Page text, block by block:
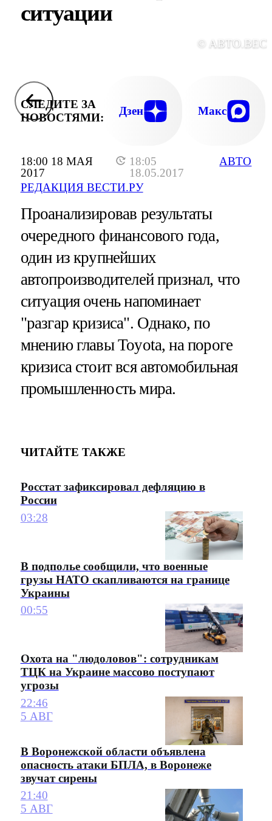
18:00 18 МАЯ
2017
18:05
18.05.2017
РЕДАКЦИЯ ВЕСТИ.РУ
АВТО
ситуации
©
СЛЕДИТЕ ЗА
НОВОСТЯМИ:
Дзен Макс
Проанализировав результаты
очередного финансового года,
один из крупнейших
автопроизводителей признал, что
ситуация очень напоминает
"разгар кризиса". Однако, по
мнению главы Toyota, на пороге
кризиса стоит вся автомобильная
промышленность мира.
ЧИТАЙТЕ ТАКЖЕ
Росстат зафиксировал дефляцию в
России
03:28
В подполье сообщили, что военные
грузы НАТО скапливаются на границе
Украины
00:55
Охота на "людоловов": сотрудникам
ТЦК на Украине массово поступают
угрозы
22:46
5 АВГ
В Воронежской области объявлена
опасность атаки БПЛА, в Воронеже
звучат сирены
21:40
5 АВГ